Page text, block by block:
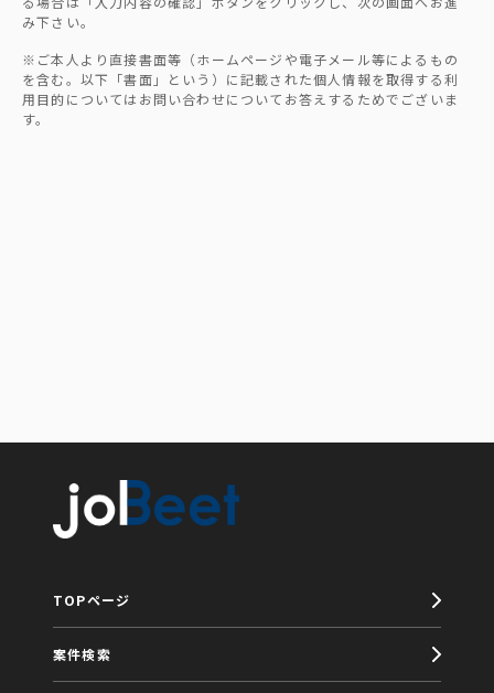
み下さい。
※ご本人より直接書面等（ホームページや電子メール等によるもの
を含む。以下「書面」という）に記載された個人情報を取得する利
用目的についてはお問い合わせについてお答えするためでございま
す。
TOPページ
案件検索